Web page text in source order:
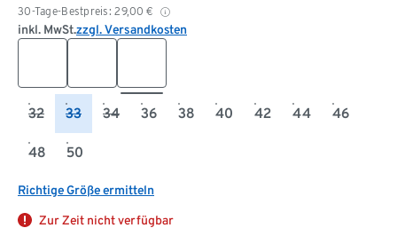
30-Tage-Bestpreis: 29,00 €
inkl. MwSt.zzgl. Versandkosten
32 33 34 36 38 40 42 44 46
48 50
Richtige Größe ermitteln
Zur Zeit nicht verfügbar